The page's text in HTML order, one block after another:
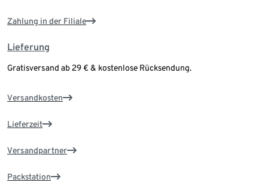
Zahlung in der Filiale
Lieferung
Gratisversand ab 29 € & kostenlose Rücksendung.
Versandkosten
Lieferzeit
Versandpartner
Packstation